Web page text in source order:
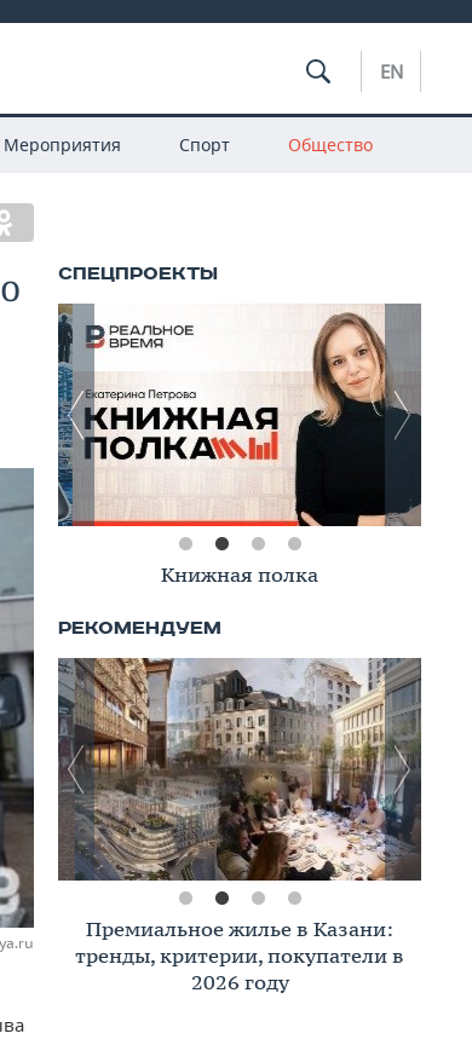
EN
Мероприятия Спорт Общество
Книжная полка
Премиальное жилье в Казани:
тренды, критерии, покупатели в
2026 году